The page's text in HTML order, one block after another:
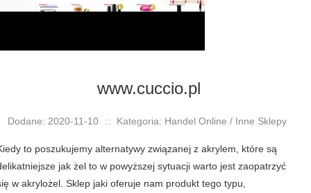
www.cuccio.pl
Dodane: 2020-11-10 :: Kategoria: Handel Online / Inne Sklepy
to poszukujemy alternatywy związanej z akrylem, które są
jak żel to w powyższej sytuacji warto jest zaopatrzyć
w akrylożel. Sklep jaki oferuje nam produkt tego typu,